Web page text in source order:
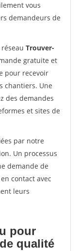
vous
demandeurs de
Trouver-
gratuite et
pour recevoir
chantiers. Une
des demandes
et sites de
par notre
Un processus
demande de
contact avec
leurs
pour
qualité